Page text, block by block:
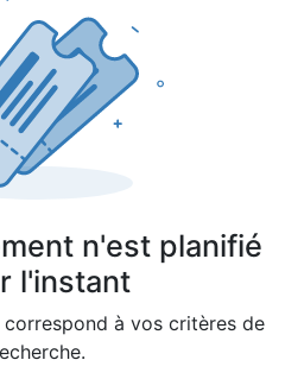
n'est planifié
l'instant
correspond à vos critères de